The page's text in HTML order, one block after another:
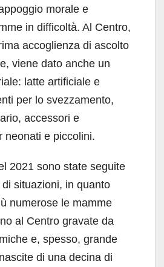
morale e
in difficoltà. Al Centro,
accoglienza di ascolto
viene dato anche un
latte artificiale e
per lo svezzamento,
accessori e
neonati e piccolini.
2021 sono state seguite
situazioni, in quanto
numerose le mamme
al Centro gravate da
e, spesso, grande
di una decina di